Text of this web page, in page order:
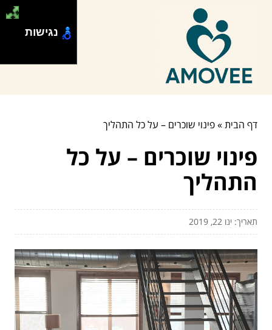
דף הבית»פינוי שוכרים – על כל התהליך
פינוי שוכרים – על כל
התהליך
תאריך: ינו 22, 2019
נגישות